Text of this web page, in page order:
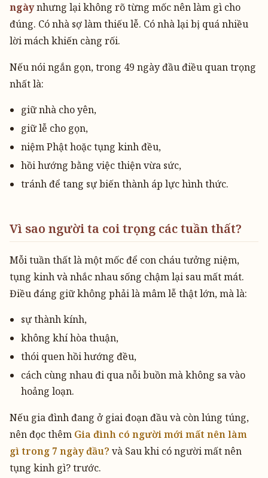
ngàynhưng lại không rõ từng mốc nên làm gì cho
đúng. Có nhà sợ làm thiếu lễ. Có nhà lại bị quá nhiều
lời mách khiến càng rối.
Nếu nói ngắn gọn, trong 49 ngày đầu điều quan trọng
nhất là:
giữ nhà cho yên,
giữ lễ cho gọn,
niệm Phật hoặc tụng kinh đều,
hồi hướng bằng việc thiện vừa sức,
tránh để tang sự biến thành áp lực hình thức.
Vì sao người ta coi trọng các tuần thất?
Mỗi tuần thất là một mốc để con cháu tưởng niệm,
tụng kinh và nhắc nhau sống chậm lại sau mất mát.
Điều đáng giữ không phải là mâm lễ thật lớn, mà là:
sự thành kính,
không khí hòa thuận,
thói quen hồi hướng đều,
cách cùng nhau đi qua nỗi buồn mà không sa vào
hoảng loạn.
Nếu gia đình đang ở giai đoạn đầu và còn lúng túng,
nên đọc thêm Gia đình có người mới mất nên làm
gì trong 7 ngày đầu? và Sau khi có người mất nên
tụng kinh gì? trước.